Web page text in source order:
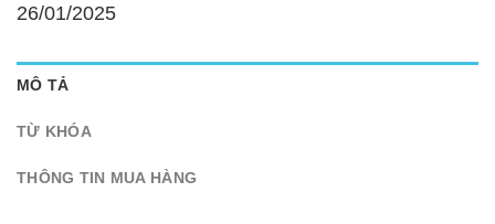
26/01/2025
MÔ TẢ
TỪ KHÓA
THÔNG TIN MUA HÀNG